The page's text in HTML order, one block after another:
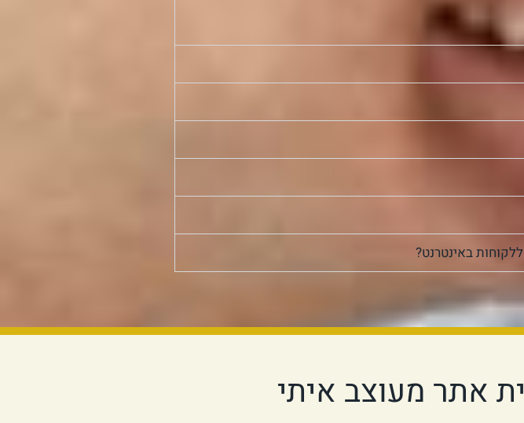
באינטרנט?
אתר מעוצב איתי